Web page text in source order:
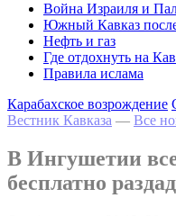
Война Израиля и
Южный Кавказ
Нефть и газ
Где отдохнуть на
Правила ислама
Карабахское возрождение
Вестник Кавказа — Все
В Ингушетии
бесплатно